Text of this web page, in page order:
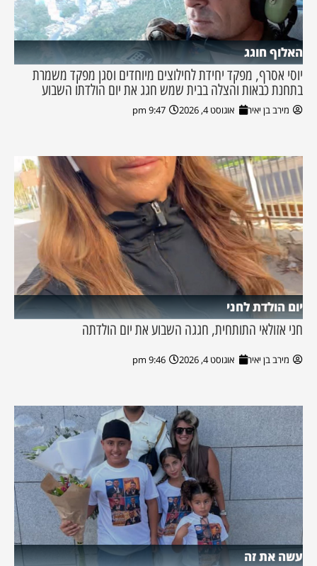
האלוף חוגג
יוסי אסרף, מפקד יחידת לחילוצים מיוחדים וסגן מפקד משמרת
בתחנת כבאות והצלה בבית שמש חגג את יום הולדתו השבוע
מירב בן יאיר אוגוסט 4, 2026 9:47 pm
יום הולדת לחני
חני אזולאי התותחית, חגגה השבוע את יום הולדתה
מירב בן יאיר אוגוסט 4, 2026 9:46 pm
עשה את זה